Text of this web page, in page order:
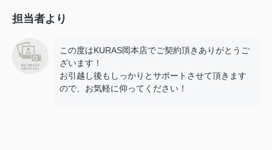
担当者より
この度はKURAS岡本店でご契約頂きありがとうご
ざいます！
お引越し後もしっかりとサポートさせて頂きます
ので、お気軽に仰ってください！